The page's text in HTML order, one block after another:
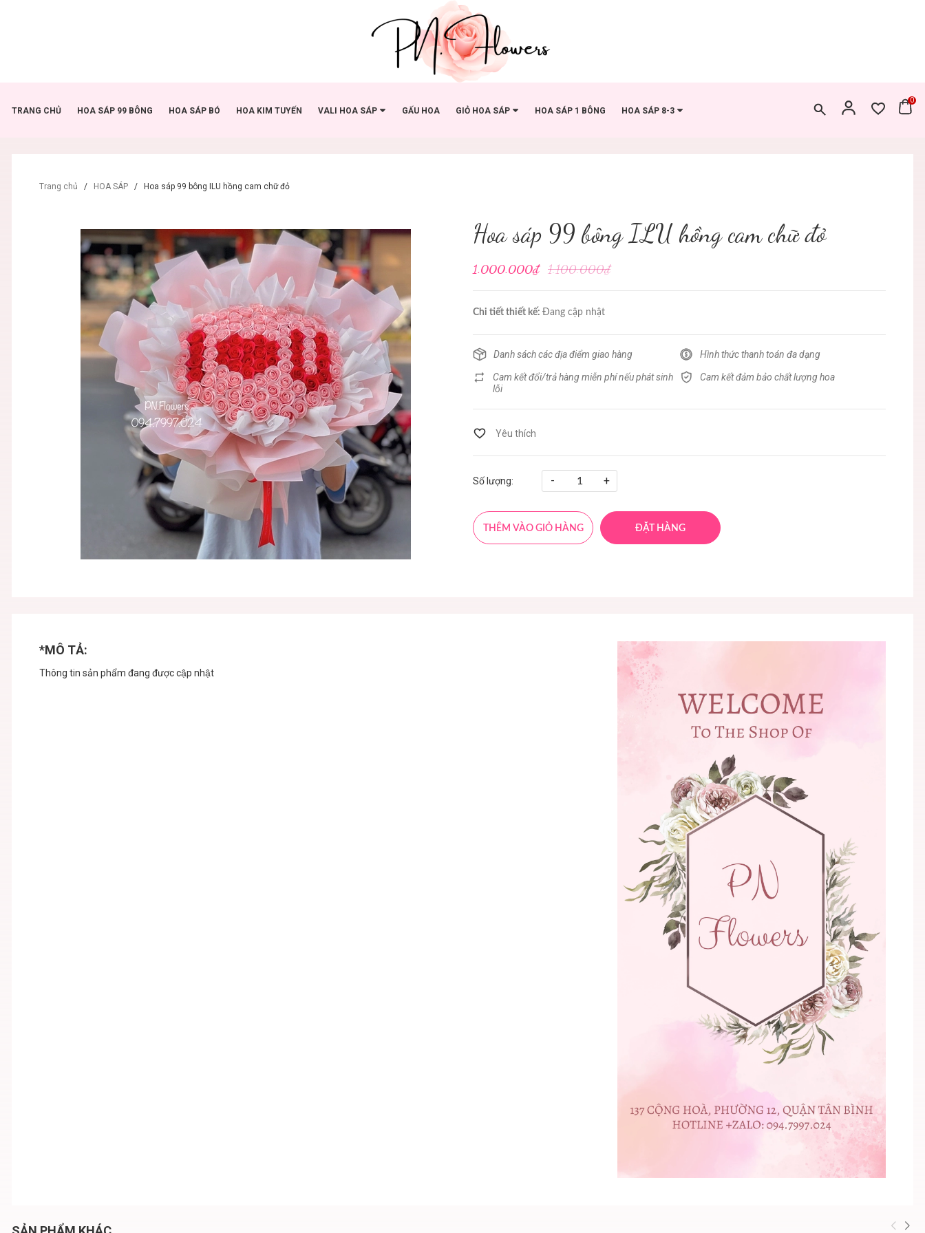
TRANG CHỦ HOA SÁP 99 BÔNG HOA SÁP BÓ HOA KIM TUYẾN VALI HOA SÁP GẤU HOA GIỎ HOA SÁP HOA SÁP 1 BÔNG HOA SÁP 8-3
0
Trang chủ / HOA SÁP / Hoa sáp 99 bông ILU hồng cam chữ đỏ
Hoa sáp 99 bông ILU hồng cam chữ đỏ
1.000.000₫ 1.100.000₫
Chi tiết thiết kế: Đang cập nhật
Danh sách các địa điểm giao hàng Hình thức thanh toán đa dạng
Cam kết đổi/trả hàng miễn phí nếu phát sinh
lỗi
Cam kết đảm bảo chất lượng hoa
Số lượng: - +
THÊM VÀO GIỎ HÀNG ĐẶT HÀNG
*MÔ TẢ:
Thông tin sản phẩm đang được cập nhật